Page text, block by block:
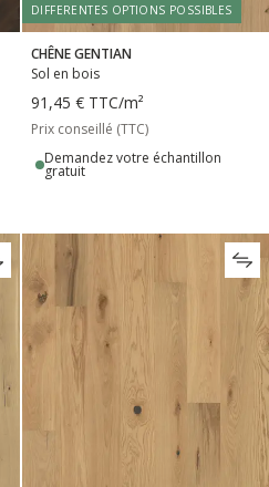
DIFFERENTES OPTIONS POSSIBLES
CHÊNE GENTIAN
Sol en bois
91,45 € TTC/m²
Prix conseillé (TTC)
Demandez votre échantillon
gratuit